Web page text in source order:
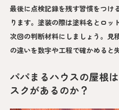
最後に点検記録を残す習慣をつけ
ります。塗装の際は塗料名とロッ
次回の判断材料にしましょう。見
の違いを数字や工程で確かめると
パパまるハウスの屋根
スクがあるのか？